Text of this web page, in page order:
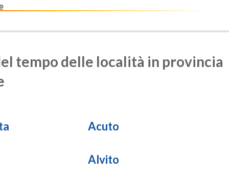
tempo delle località in provincia
Acuto
Alvito